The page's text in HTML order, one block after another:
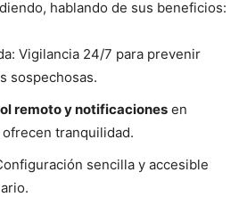
hablando de sus beneficios:
Vigilancia 24/7 para prevenir
sospechosas.
remoto y notificaciones en
tranquilidad.
sencilla y accesible